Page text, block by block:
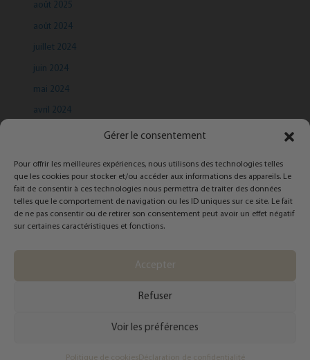
Gérer le consentement
Pour offrir les meilleures expériences, nous utilisons des technologies telles
que les cookies pour stocker et/ou accéder aux informations des appareils. Le
fait de consentir à ces technologies nous permettra de traiter des données
telles que le comportement de navigation ou les ID uniques sur ce site. Le fait
de ne pas consentir ou de retirer son consentement peut avoir un effet négatif
sur certaines caractéristiques et fonctions.
Accepter
Refuser
Voir les préférences
Politique de cookiesDéclaration de confidentialité
août 2025
août 2024
juillet 2024
juin 2024
mai 2024
avril 2024
Categories
WordPress Astra